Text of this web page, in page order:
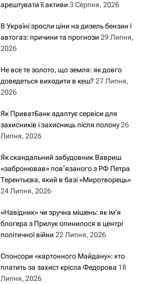
арештувати її активи 3 Серпня, 2026
В Україні зросли ціни на дизель бензин і
автогаз: причини та прогнози 29 Липня,
2026
Не все те золото, що земля: як довго
доведеться виходити в кеш? 27 Липня,
2026
Як ПриватБанк адаптує сервіси для
захисників і захисниць після полону 26
Липня, 2026
Як скандальний забудовник Вавриш
«забронював» повʼязаного з РФ Петра
Терентьєва, який в базі «Миротворець»
24 Липня, 2026
«Навідник» чи зручна мішень: як ім’я
блогера з Прилук опинилося в центрі
політичної війни 22 Липня, 2026
Спонсори «картонного Майдану»: хто
платить за захист крісла Федорова 18
Липня, 2026